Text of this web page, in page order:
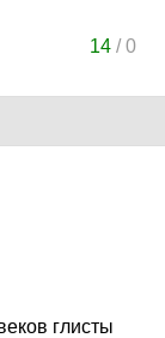
14 /0
глисты